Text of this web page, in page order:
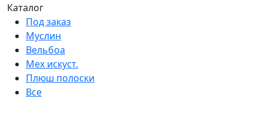
Каталог
Под заказ
Муслин
Вельбоа
Мех искуст.
Плюш полоски
Все